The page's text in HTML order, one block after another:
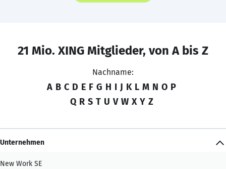
21 Mio. XING Mitglieder, von A bis Z
Nachname:
A B C D E F G H I J K L M N O P
Q R S T U V W X Y Z
Unternehmen
New Work SE